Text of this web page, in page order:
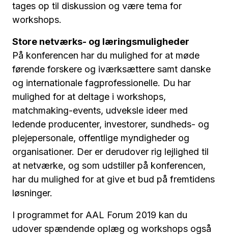
tages op til diskussion og være tema for
workshops.
Store netværks- og læringsmuligheder
På konferencen har du mulighed for at møde
førende forskere og iværksættere samt danske
og internationale fagprofessionelle. Du har
mulighed for at deltage i workshops,
matchmaking-events, udveksle ideer med
ledende producenter, investorer, sundheds- og
plejepersonale, offentlige myndigheder og
organisationer. Der er derudover rig lejlighed til
at netværke, og som udstiller på konferencen,
har du mulighed for at give et bud på fremtidens
løsninger.
I programmet for AAL Forum 2019 kan du
udover spændende oplæg og workshops også